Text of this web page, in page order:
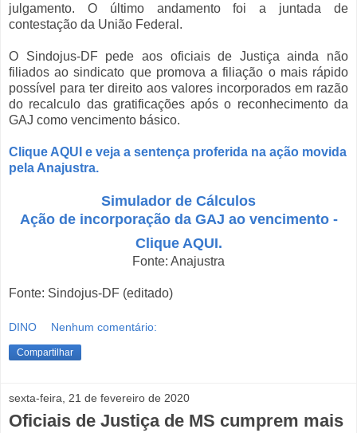
julgamento. O último andamento foi a juntada de
contestação da União Federal.
O Sindojus-DF pede aos oficiais de Justiça ainda não
filiados ao sindicato que promova a filiação o mais rápido
possível para ter direito aos valores incorporados em razão
do recalculo das gratificações após o reconhecimento da
GAJ como vencimento básico.
Clique AQUI e veja a sentença proferida na ação movida
pela Anajustra.
Simulador de Cálculos
Ação de incorporação da GAJ ao vencimento -
Clique AQUI.
Fonte: Anajustra
Fonte: Sindojus-DF (editado)
DINO Nenhum comentário:
Compartilhar
sexta-feira, 21 de fevereiro de 2020
Oficiais de Justiça de MS cumprem mais